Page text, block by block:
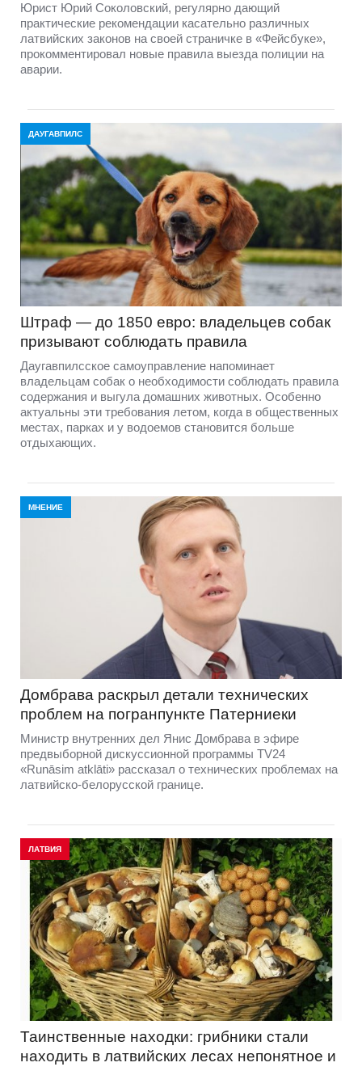
Юрист Юрий Соколовский, регулярно дающий
практические рекомендации касательно различных
латвийских законов на своей страничке в «Фейсбуке»,
прокомментировал новые правила выезда полиции на
аварии.
ДАУГАВПИЛС
Штраф — до 1850 евро: владельцев собак
призывают соблюдать правила
Даугавпилсское самоуправление напоминает
владельцам собак о необходимости соблюдать правила
содержания и выгула домашних животных. Особенно
актуальны эти требования летом, когда в общественных
местах, парках и у водоемов становится больше
отдыхающих.
МНЕНИЕ
Домбравa раскрыл детали технических
проблем на погранпункте Патерниеки
Министр внутренних дел Янис Домбрава в эфире
предвыборной дискуссионной программы TV24
«Runāsim atklāti» рассказал о технических проблемах на
латвийско-белорусской границе.
ЛАТВИЯ
Таинственные находки: грибники стали
находить в латвийских лесах непонятное и